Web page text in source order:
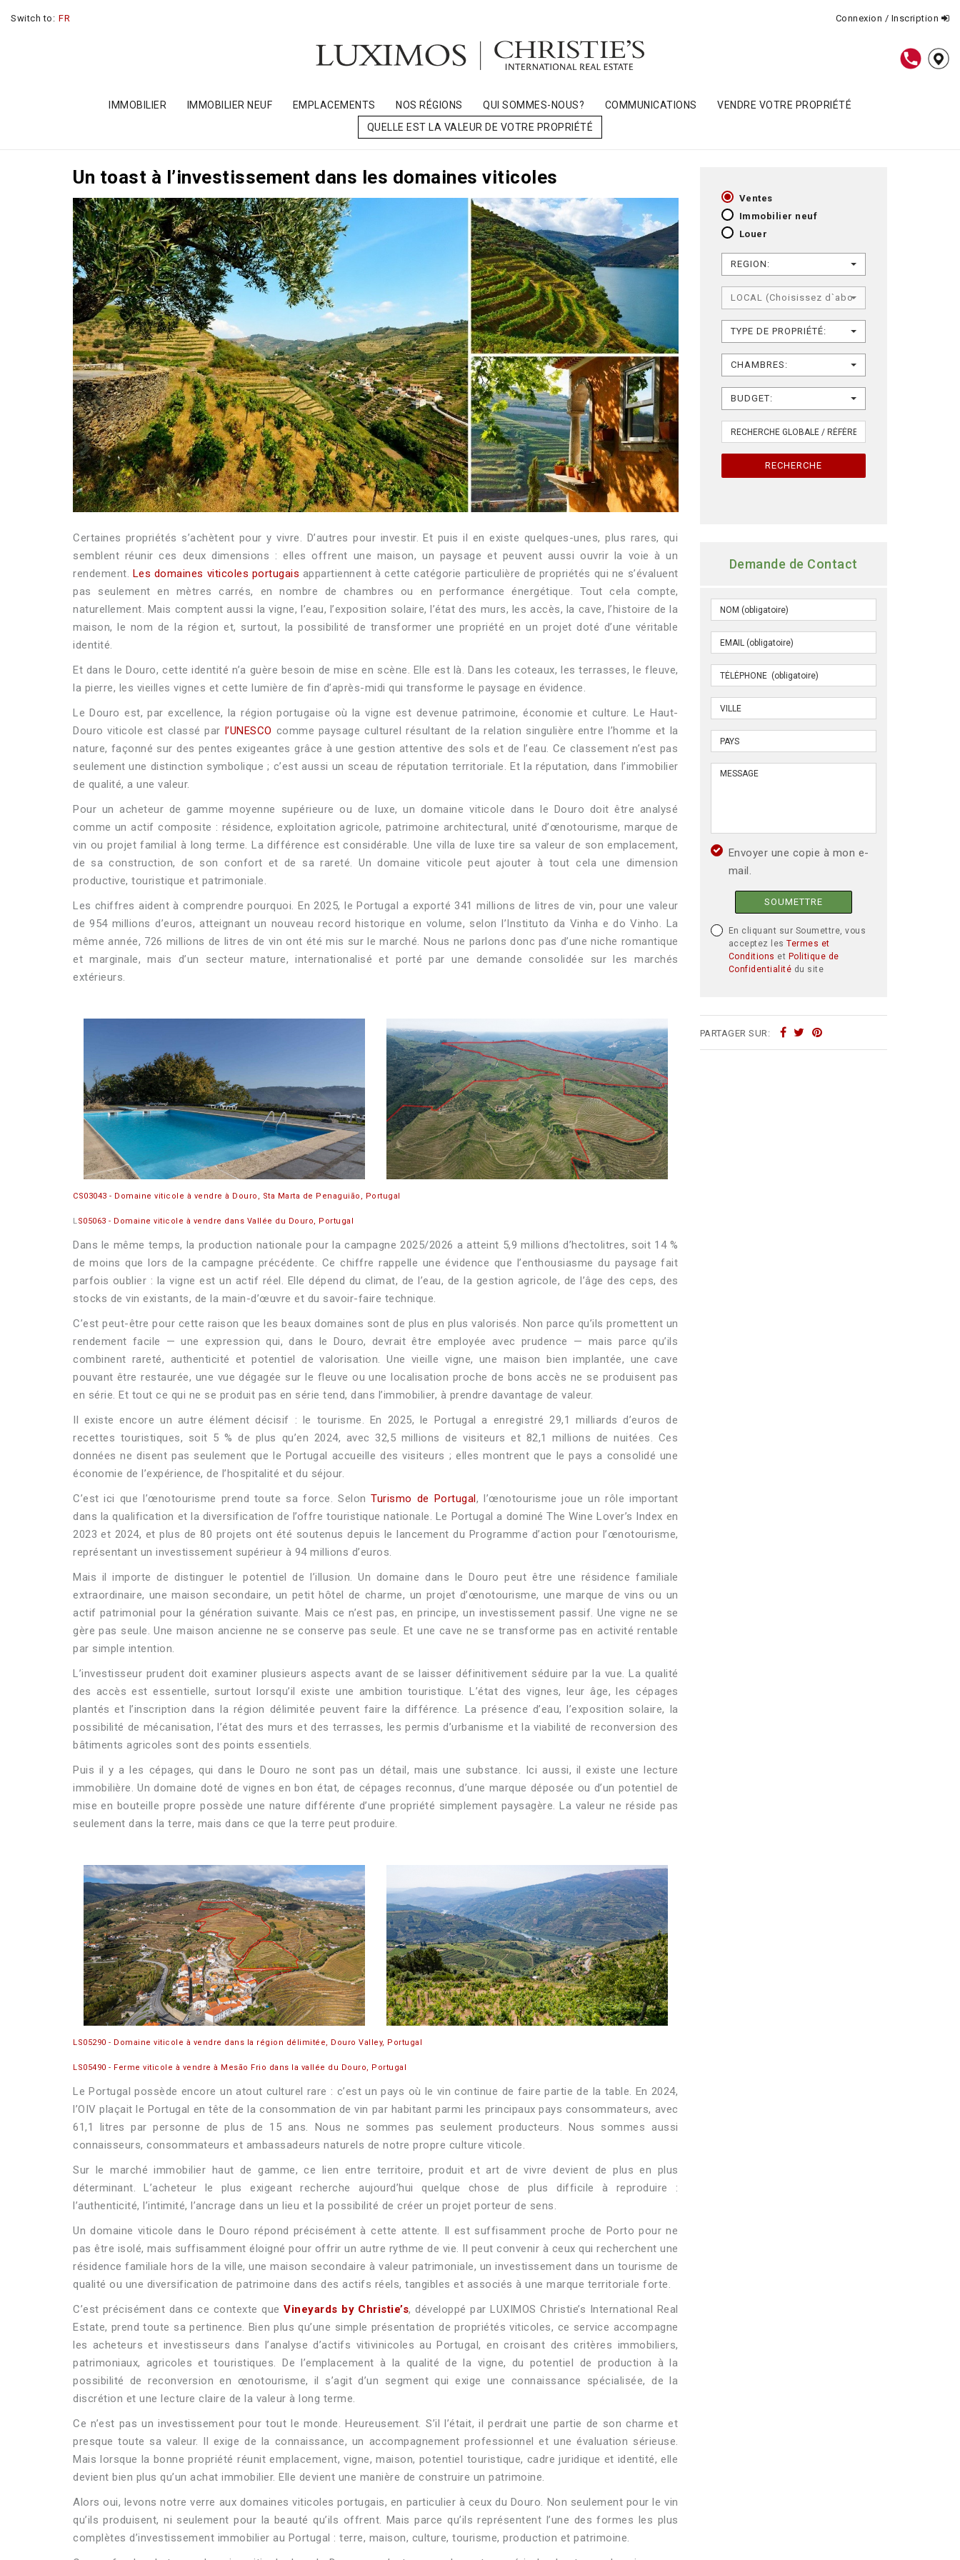
Switch to: FR Connexion / Inscription
IMMOBILIER IMMOBILIER NEUF EMPLACEMENTS NOS RÉGIONS QUI SOMMES-NOUS? COMMUNICATIONS
VENDRE VOTRE PROPRIÉTÉ
QUELLE EST LA VALEUR DE VOTRE PROPRIÉTÉ
Un toast à l’investissement dans les domaines viticoles
Certaines propriétés s’achètent pour y vivre. D’autres pour investir. Et puis il en existe quelques-unes, plus rares, qui
semblent réunir ces deux dimensions : elles offrent une maison, un paysage et peuvent aussi ouvrir la voie à un
rendement. Les domaines viticoles portugais appartiennent à cette catégorie particulière de propriétés qui ne s’évaluent
pas seulement en mètres carrés, en nombre de chambres ou en performance énergétique. Tout cela compte,
naturellement. Mais comptent aussi la vigne, l’eau, l’exposition solaire, l’état des murs, les accès, la cave, l’histoire de la
maison, le nom de la région et, surtout, la possibilité de transformer une propriété en un projet doté d’une véritable
identité.
Et dans le Douro, cette identité n’a guère besoin de mise en scène. Elle est là. Dans les coteaux, les terrasses, le fleuve,
la pierre, les vieilles vignes et cette lumière de fin d’après-midi qui transforme le paysage en évidence.
Le Douro est, par excellence, la région portugaise où la vigne est devenue patrimoine, économie et culture. Le Haut-
Douro viticole est classé par l’UNESCO comme paysage culturel résultant de la relation singulière entre l’homme et la
nature, façonné sur des pentes exigeantes grâce à une gestion attentive des sols et de l’eau. Ce classement n’est pas
seulement une distinction symbolique ; c’est aussi un sceau de réputation territoriale. Et la réputation, dans l’immobilier
de qualité, a une valeur.
Pour un acheteur de gamme moyenne supérieure ou de luxe, un domaine viticole dans le Douro doit être analysé
comme un actif composite : résidence, exploitation agricole, patrimoine architectural, unité d’œnotourisme, marque de
vin ou projet familial à long terme. La différence est considérable. Une villa de luxe tire sa valeur de son emplacement,
de sa construction, de son confort et de sa rareté. Un domaine viticole peut ajouter à tout cela une dimension
productive, touristique et patrimoniale.
Les chiffres aident à comprendre pourquoi. En 2025, le Portugal a exporté 341 millions de litres de vin, pour une valeur
de 954 millions d’euros, atteignant un nouveau record historique en volume, selon l’Instituto da Vinha e do Vinho. La
même année, 726 millions de litres de vin ont été mis sur le marché. Nous ne parlons donc pas d’une niche romantique
et marginale, mais d’un secteur mature, internationalisé et porté par une demande consolidée sur les marchés
extérieurs.
CS03043 - Domaine viticole à vendre à Douro, Sta Marta de Penaguião, Portugal
LS05063 - Domaine viticole à vendre dans Vallée du Douro, Portugal
Dans le même temps, la production nationale pour la campagne 2025/2026 a atteint 5,9 millions d’hectolitres, soit 14 %
de moins que lors de la campagne précédente. Ce chiffre rappelle une évidence que l’enthousiasme du paysage fait
parfois oublier : la vigne est un actif réel. Elle dépend du climat, de l’eau, de la gestion agricole, de l’âge des ceps, des
stocks de vin existants, de la main-d’œuvre et du savoir-faire technique.
C’est peut-être pour cette raison que les beaux domaines sont de plus en plus valorisés. Non parce qu’ils promettent un
rendement facile — une expression qui, dans le Douro, devrait être employée avec prudence — mais parce qu’ils
combinent rareté, authenticité et potentiel de valorisation. Une vieille vigne, une maison bien implantée, une cave
pouvant être restaurée, une vue dégagée sur le fleuve ou une localisation proche de bons accès ne se produisent pas
en série. Et tout ce qui ne se produit pas en série tend, dans l’immobilier, à prendre davantage de valeur.
Il existe encore un autre élément décisif : le tourisme. En 2025, le Portugal a enregistré 29,1 milliards d’euros de
recettes touristiques, soit 5 % de plus qu’en 2024, avec 32,5 millions de visiteurs et 82,1 millions de nuitées. Ces
données ne disent pas seulement que le Portugal accueille des visiteurs ; elles montrent que le pays a consolidé une
économie de l’expérience, de l’hospitalité et du séjour.
C’est ici que l’œnotourisme prend toute sa force. SelonTurismo de Portugal, l’œnotourisme joue un rôle important
dans la qualification et la diversification de l’offre touristique nationale. Le Portugal a dominé The Wine Lover’s Index en
2023 et 2024, et plus de 80 projets ont été soutenus depuis le lancement du Programme d’action pour l’œnotourisme,
représentant un investissement supérieur à 94 millions d’euros.
Mais il importe de distinguer le potentiel de l’illusion. Un domaine dans le Douro peut être une résidence familiale
extraordinaire, une maison secondaire, un petit hôtel de charme, un projet d’œnotourisme, une marque de vins ou un
actif patrimonial pour la génération suivante. Mais ce n’est pas, en principe, un investissement passif. Une vigne ne se
gère pas seule. Une maison ancienne ne se conserve pas seule. Et une cave ne se transforme pas en activité rentable
par simple intention.
L’investisseur prudent doit examiner plusieurs aspects avant de se laisser définitivement séduire par la vue. La qualité
des accès est essentielle, surtout lorsqu’il existe une ambition touristique. L’état des vignes, leur âge, les cépages
plantés et l’inscription dans la région délimitée peuvent faire la différence. La présence d’eau, l’exposition solaire, la
possibilité de mécanisation, l’état des murs et des terrasses, les permis d’urbanisme et la viabilité de reconversion des
bâtiments agricoles sont des points essentiels.
Puis il y a les cépages, qui dans le Douro ne sont pas un détail, mais une substance. Ici aussi, il existe une lecture
immobilière. Un domaine doté de vignes en bon état, de cépages reconnus, d’une marque déposée ou d’un potentiel de
mise en bouteille propre possède une nature différente d’une propriété simplement paysagère. La valeur ne réside pas
seulement dans la terre, mais dans ce que la terre peut produire.
LS05290 - Domaine viticole à vendre dans la région délimitée, Douro Valley, Portugal
LS05490 - Ferme viticole à vendre à Mesão Frio dans la vallée du Douro, Portugal
Le Portugal possède encore un atout culturel rare : c’est un pays où le vin continue de faire partie de la table. En 2024,
l’OIV plaçait le Portugal en tête de la consommation de vin par habitant parmi les principaux pays consommateurs, avec
61,1 litres par personne de plus de 15 ans. Nous ne sommes pas seulement producteurs. Nous sommes aussi
connaisseurs, consommateurs et ambassadeurs naturels de notre propre culture viticole.
Sur le marché immobilier haut de gamme, ce lien entre territoire, produit et art de vivre devient de plus en plus
déterminant. L’acheteur le plus exigeant recherche aujourd’hui quelque chose de plus difficile à reproduire :
l’authenticité, l’intimité, l’ancrage dans un lieu et la possibilité de créer un projet porteur de sens.
Un domaine viticole dans le Douro répond précisément à cette attente. Il est suffisamment proche de Porto pour ne
pas être isolé, mais suffisamment éloigné pour offrir un autre rythme de vie. Il peut convenir à ceux qui recherchent une
résidence familiale hors de la ville, une maison secondaire à valeur patrimoniale, un investissement dans un tourisme de
qualité ou une diversification de patrimoine dans des actifs réels, tangibles et associés à une marque territoriale forte.
C’est précisément dans ce contexte queVineyards by Christie’s, développé par LUXIMOS Christie’s International Real
Estate, prend toute sa pertinence. Bien plus qu’une simple présentation de propriétés viticoles, ce service accompagne
les acheteurs et investisseurs dans l’analyse d’actifs vitivinicoles au Portugal, en croisant des critères immobiliers,
patrimoniaux, agricoles et touristiques. De l’emplacement à la qualité de la vigne, du potentiel de production à la
possibilité de reconversion en œnotourisme, il s’agit d’un segment qui exige une connaissance spécialisée, de la
discrétion et une lecture claire de la valeur à long terme.
Ce n’est pas un investissement pour tout le monde. Heureusement. S’il l’était, il perdrait une partie de son charme et
presque toute sa valeur. Il exige de la connaissance, un accompagnement professionnel et une évaluation sérieuse.
Mais lorsque la bonne propriété réunit emplacement, vigne, maison, potentiel touristique, cadre juridique et identité, elle
devient bien plus qu’un achat immobilier. Elle devient une manière de construire un patrimoine.
Alors oui, levons notre verre aux domaines viticoles portugais, en particulier à ceux du Douro. Non seulement pour le vin
qu’ils produisent, ni seulement pour la beauté qu’ils offrent. Mais parce qu’ils représentent l’une des formes les plus
complètes d’investissement immobilier au Portugal : terre, maison, culture, tourisme, production et patrimoine.
Ventes
Immobilier neuf
Louer
REGION:
LOCAL (Choisissez d`abord RÉGION)
TYPE DE PROPRIÉTÉ:
CHAMBRES:
BUDGET:
RECHERCHE
Demande de Contact
Envoyer une copie à mon e-
mail.
SOUMETTRE
En cliquant sur Soumettre, vous
acceptez les Termes et
Conditions et Politique de
Confidentialité du site
PARTAGER SUR: